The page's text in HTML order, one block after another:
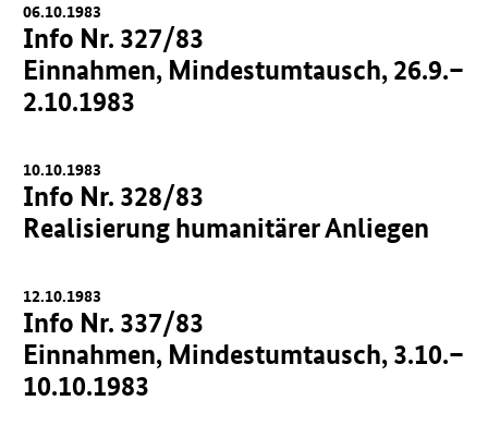
06.10.1983
Info Nr. 327/83
Einnahmen, Mindestumtausch, 26.9.–
2.10.1983
10.10.1983
Info Nr. 328/83
Realisierung humanitärer Anliegen
12.10.1983
Info Nr. 337/83
Einnahmen, Mindestumtausch, 3.10.–
10.10.1983